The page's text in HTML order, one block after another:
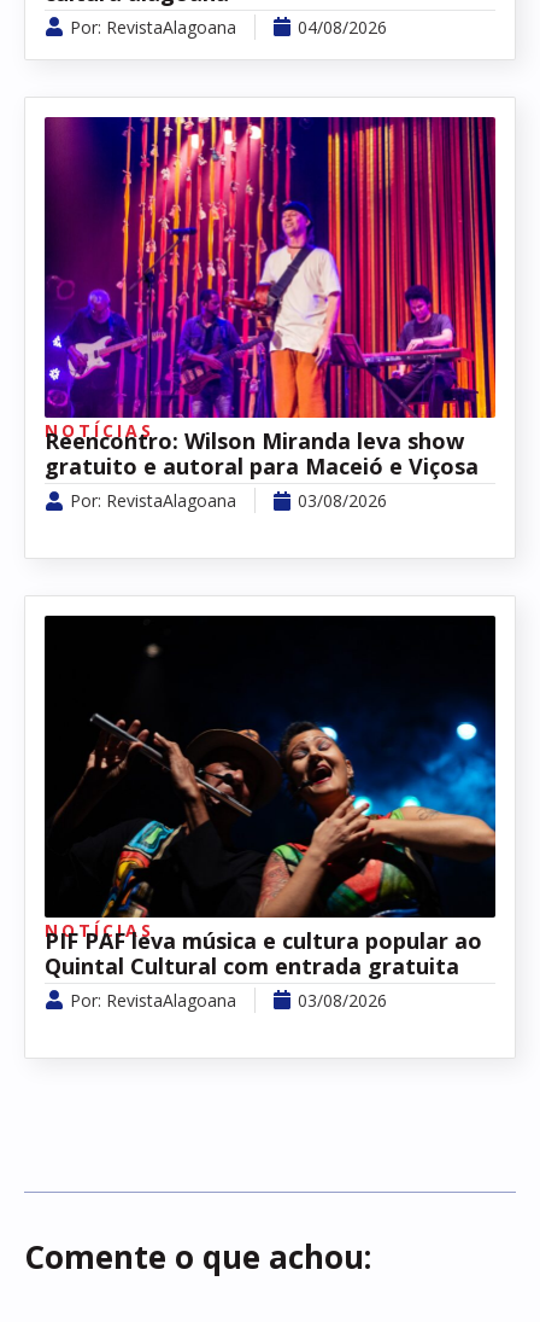
Por: RevistaAlagoana 04/08/2026
NOTÍCIAS
Reencontro: Wilson Miranda leva show
gratuito e autoral para Maceió e Viçosa
Por: RevistaAlagoana 03/08/2026
NOTÍCIAS
PIF PAF leva música e cultura popular ao
Quintal Cultural com entrada gratuita
Por: RevistaAlagoana 03/08/2026
Comente o que achou: